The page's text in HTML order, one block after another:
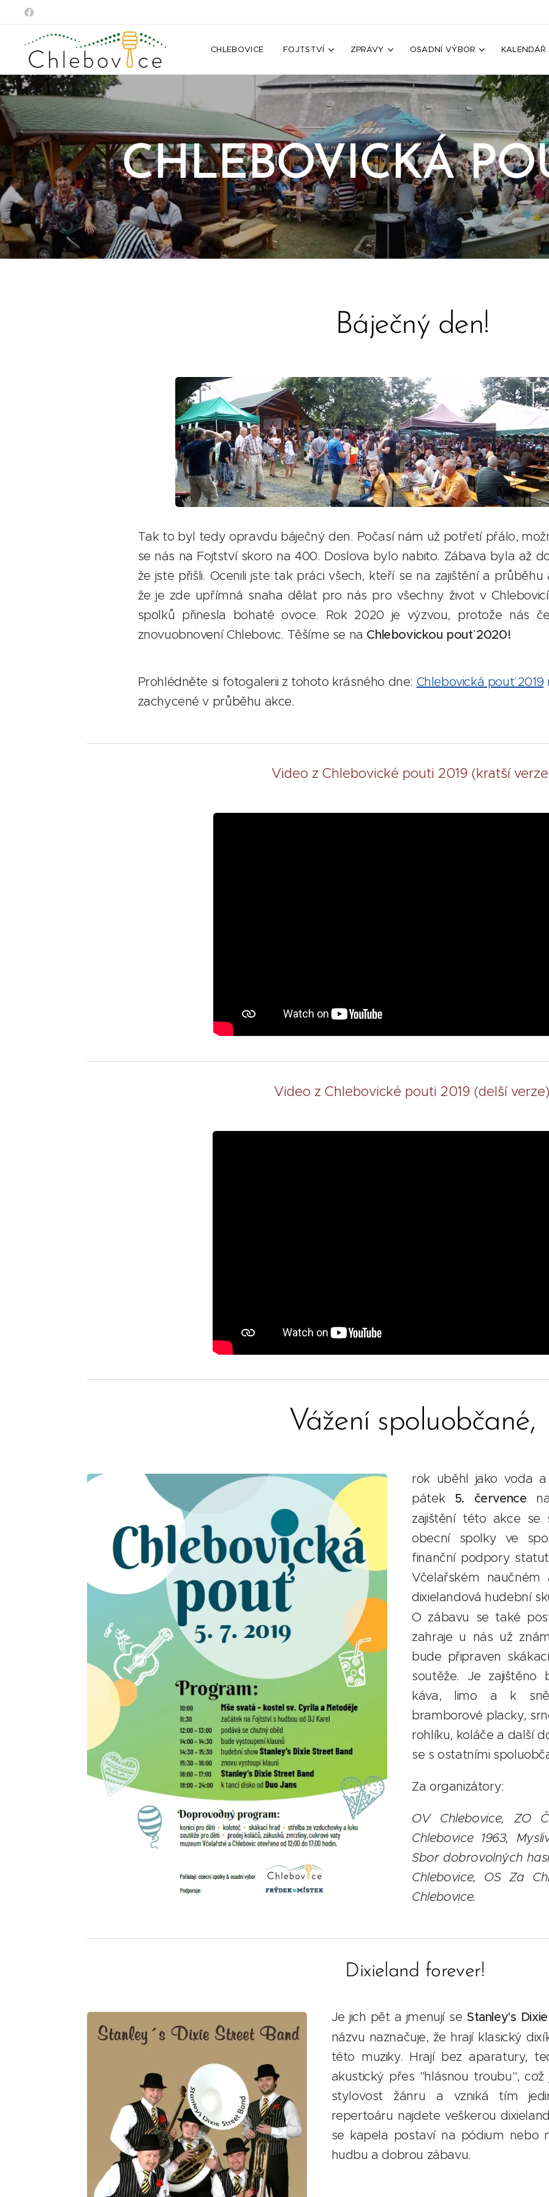
CHLEBOVICE FOJTSTVÍ ZPRÁVY OSADNÍ VÝBOR KALENDÁŘ
CHLEBOVICKÁ
Báječný den!
Tak to byl tedy opravdu báječný den. Počasí nám už potřetí přálo,
se nás na Fojtství skoro na 400. Doslova bylo nabito. Zábava byla až
že jste přišli. Ocenili jste tak práci všech, kteří se na zajištění a průběhu
že je zde upřímná snaha dělat pro nás pro všechny život v
spolků přinesla bohaté ovoce. Rok 2020 je výzvou, protože nás
znovuobnovení Chlebovic. Těšíme se na Chlebovickou pouť 2020!
Prohlédněte si fotogalerii z tohoto krásného dne: Chlebovická pouť2019
zachycené v průběhu akce.
Video z Chlebovické pouti 2019 (kratší
Video z Chlebovické pouti 2019 (delší verze)
Vážení spoluobčané,
rok uběhl jako voda
pátek 5. července
zajištění této akce se
obecní spolky ve
finanční podpory
Včelařském
dixielandová hudební
O zábavu se také
zahraje u nás už
bude připraven
soutěže. Je zajištěno
káva, limo a k
bramborové placky,
rohlíku, koláče a další
se s ostatními
Za organizátory:
OV Chlebovice, ZO
Chlebovice 1963,
Sbor dobrovolných
Chlebovice, OS Za
Chlebovice.
Dixieland forever!
Je jich pět a jmenují se Stanley's
názvu naznačuje, že hrají klasický
této muziky. Hrají bez aparatury,
akustický přes "hlásnou troubu",
stylovost žánru a vzniká tím
repertoáru najdete veškerou
se kapela postaví na pódium nebo
hudbu a dobrou zábavu.